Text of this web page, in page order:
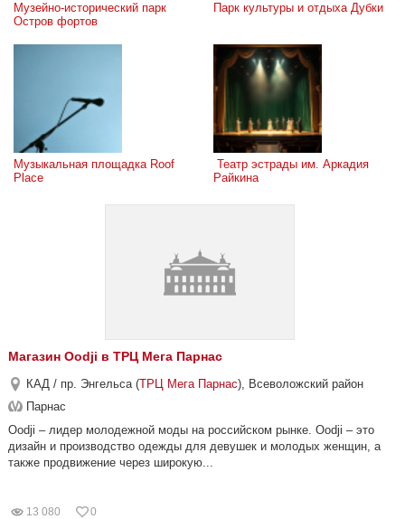
Музейно-исторический парк
Остров фортов
Парк культуры и отдыха Дубки
Музыкальная площадка Roof
Place
Райкина
Магазин Oodji в ТРЦ Мега Парнас
КАД / пр. Энгельса (ТРЦ Мега Парнас), Всеволожский район
Парнас
Oodji – лидер молодежной моды на российском рынке. Oodji – это
дизайн и производство одежды для девушек и молодых женщин, а
также продвижение через широкую...
13 080 0